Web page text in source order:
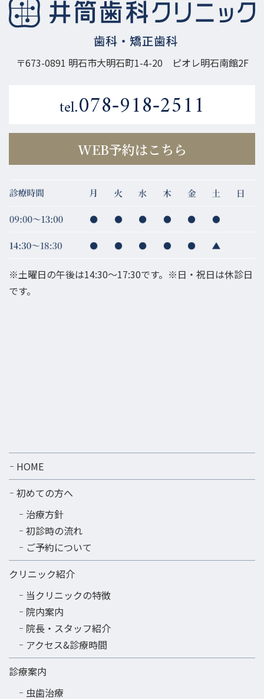
〒673-0891 明石市大明石町1-4-20 ピオレ明石南館2F
tel.078-918-2511
WEB予約はこちら
※土曜日の午後は14:30～17:30です。※日・祝日は休診日
です。
HOME
初めての方へ
治療方針
初診時の流れ
ご予約について
クリニック紹介
当クリニックの特徴
院内案内
院長・スタッフ紹介
アクセス&診療時間
診療案内
虫歯治療